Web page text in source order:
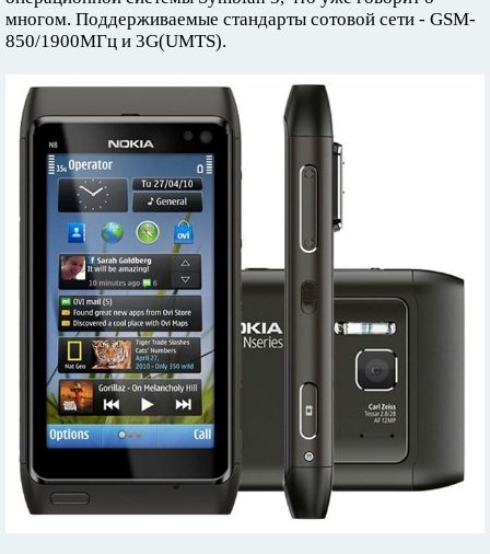
многом. Поддерживаемые стандарты сотовой сети - GSM-
850/1900МГц и 3G(UMTS).